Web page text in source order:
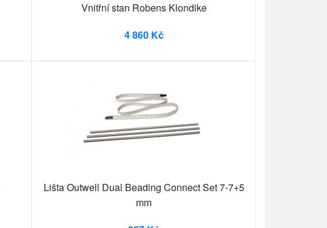
Vnitřní stan Robens Klondike
4 860 Kč
Lišta Outwell Dual Beading Connect Set 7-7+5
mm